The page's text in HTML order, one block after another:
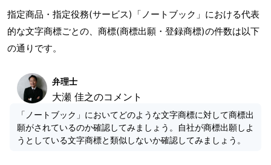
指定商品・指定役務(サービス)「ノートブック」における代表
的な文字商標ごとの、商標(商標出願・登録商標)の件数は以下
の通りです。
弁理士
大瀬 佳之のコメント
「ノートブック」においてどのような文字商標に対して商標出
願がされているのか確認してみましょう。自社が商標出願しよ
うとしている文字商標と類似しないか確認してみましょう。